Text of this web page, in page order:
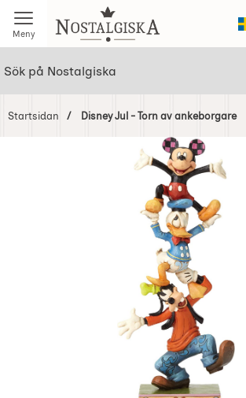
Meny Startsidan för
Startsidan Disney Jul - Torn av ankeborgare